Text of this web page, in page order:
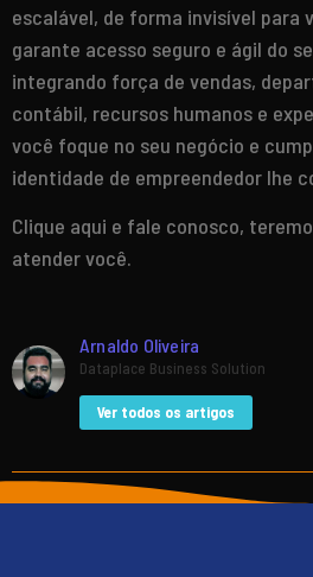
escalável, de forma invisível para
garante acesso seguro e ágil do
integrando força de vendas,
contábil, recursos humanos e
você foque no seu negócio e
identidade de empreendedor lhe
Clique aqui e fale conosco,
atender você.
Arnaldo Oliveira
Dataplace Business Solution
Ver todos os artigos